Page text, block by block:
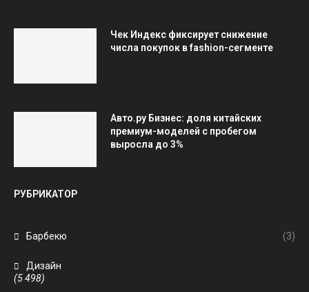
Чек Индекс фиксирует снижение
числа покупок в fashion-сегменте
Авто.ру Бизнес: доля китайских
премиум-моделей с пробегом
выросла до 3%
РУБРИКАТОР
Барбекю (3)
Дизайн
(5 498)